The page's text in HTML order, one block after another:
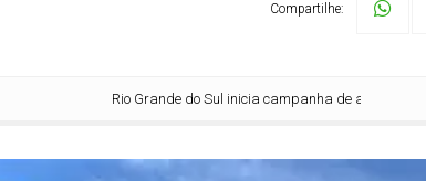
Compartilhe:
Rio Grande do Sul inicia campanha de arrecadação para